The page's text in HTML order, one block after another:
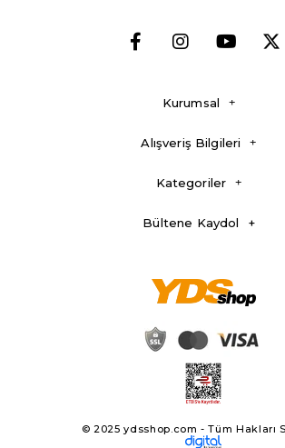
Kurumsal
Alışveriş Bilgileri
Kategoriler
Bültene Kaydol
© 2025 ydsshop.com - Tüm Hakları